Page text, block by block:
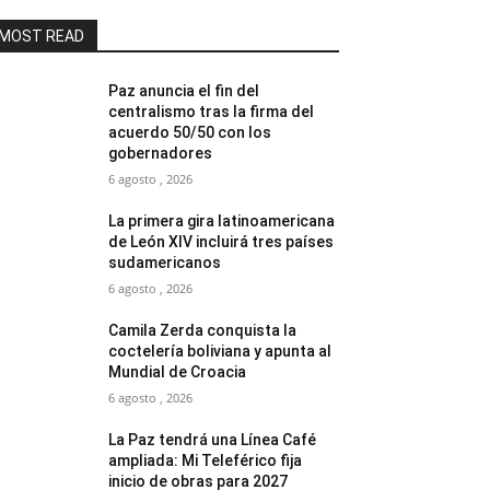
READ
Paz anuncia el fin del
centralismo tras la firma del
acuerdo 50/50 con los
gobernadores
6 agosto , 2026
La primera gira latinoamericana
de León XIV incluirá tres países
sudamericanos
6 agosto , 2026
Camila Zerda conquista la
coctelería boliviana y apunta al
Mundial de Croacia
6 agosto , 2026
La Paz tendrá una Línea Café
ampliada: Mi Teleférico fija
inicio de obras para 2027